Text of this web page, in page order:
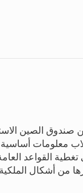
معلومات
القواعد
من أشكال